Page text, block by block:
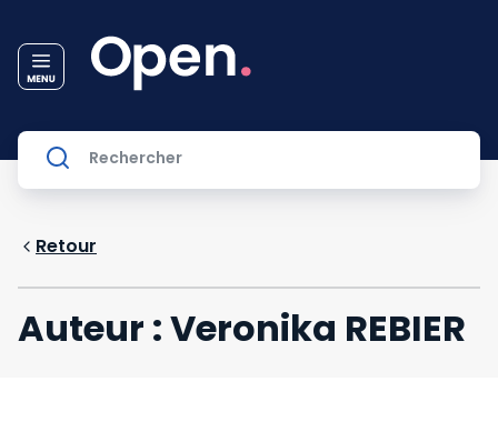
Retour
Auteur : Veronika REBIER